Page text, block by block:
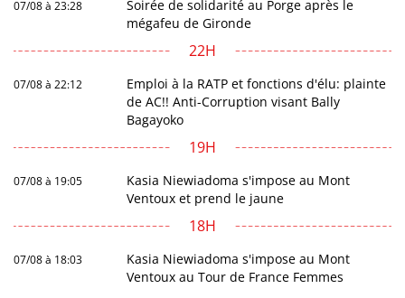
07/08 à 23:28
Soirée de solidarité au Porge après le
mégafeu de Gironde
22H
07/08 à 22:12
Emploi à la RATP et fonctions d'élu: plainte
de AC!! Anti-Corruption visant Bally
Bagayoko
19H
07/08 à 19:05
Kasia Niewiadoma s'impose au Mont
Ventoux et prend le jaune
18H
07/08 à 18:03
Kasia Niewiadoma s'impose au Mont
Ventoux au Tour de France Femmes